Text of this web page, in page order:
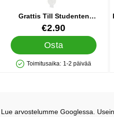
Grattis Till Studenten
Ilmapallo
Tuote.nro 27838
€2.90
Osta
Saatavuus: Varastossa
Toimitusaika: 1-2 päivää
Lue arvostelumme Googlessa.